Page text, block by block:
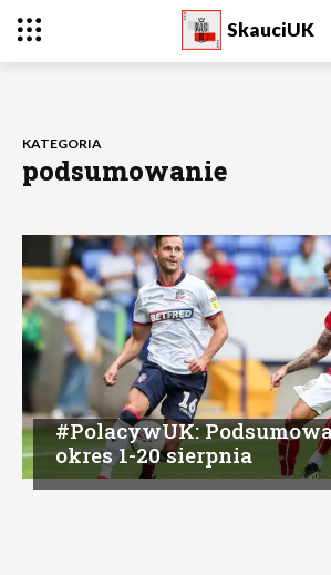
SkauciUK
KATEGORIA
podsumowanie
#PolacywUK:
okres 1-20 sierpnia